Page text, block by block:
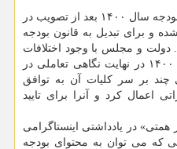
به گزارش روز جمعه ایرنا، لایحه بودجه سال ۱۴۰۰ بعد از تصویب در
و برای تبدیل به قانون بودجه
دولت و مجلس با وجود اختلافات
جدی در ابتدای ارائه لایحه بودجه ۱۴۰۰ در نهایت نگاهی تعاملی در
چند بر سر کلیات آن به توافق
اعمال کرد و آنرا برای تایید
همتی» در یادداشتی اینستاگرامی
که می توان به محتوای بودجه